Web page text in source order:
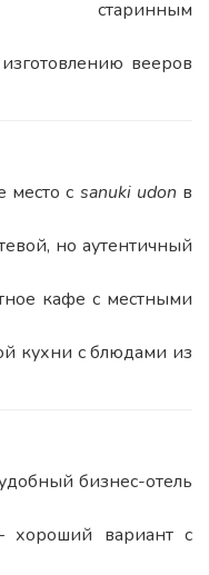
старинным
вееров
место с sanuki udon в
но аутентичный
кафе с местными
кухни с блюдами из
бизнес-отель
хороший вариант с